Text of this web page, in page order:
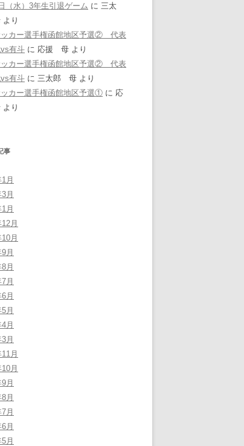
（水）3年生引退ゲーム に 三太
より
ッカー選手権函館地区予選② 代表
有斗 に 応援 母 より
ッカー選手権函館地区予選② 代表
有斗 に 三太郎 母 より
カー選手権函館地区予選① に 応
より
事
月
月
月
月
月
月
月
月
月
月
月
月
月
月
月
月
月
月
月